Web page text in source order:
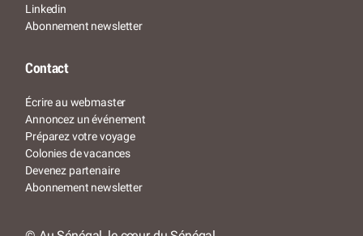
Linkedin
Abonnement newsletter
Contact
Écrire au webmaster
Annoncez un événement
Préparez votre voyage
Colonies de vacances
Devenez partenaire
Abonnement newsletter